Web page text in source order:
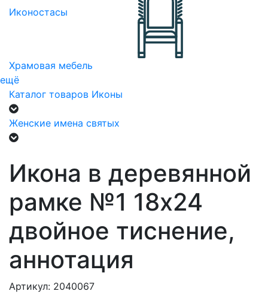
Иконостасы
Храмовая мебель
ещё
Каталог товаров Иконы
Женские имена святых
Икона в деревянной
рамке №1 18х24
двойное тиснение,
аннотация
Артикул: 2040067